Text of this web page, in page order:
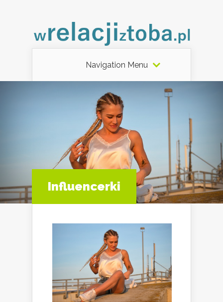
Navigation Menu
Influencerki